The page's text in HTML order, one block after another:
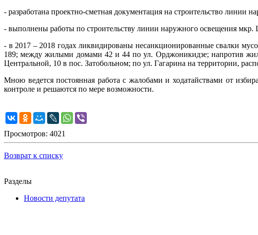
- разработана проектно-сметная документация на строительство линии
- выполнены работы по строительству линии наружного освещения мкр.
- в 2017 – 2018 годах ликвидированы несанкционированные свалки
189; между жилыми домами 42 и 44 по ул. Орджоникидзе; напротив
Центральной, 10 в пос. Затобольном; по ул. Гагарина на территории,
Мною ведется постоянная работа с жалобами и ходатайствами от
контроле и решаются по мере возможности.
Просмотров: 4021
Возврат к списку
Разделы
Новости депутата